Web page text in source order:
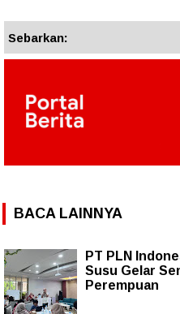
Sebarkan:
BACA LAINNYA
PT PLN
Susu Gelar
Perempuan